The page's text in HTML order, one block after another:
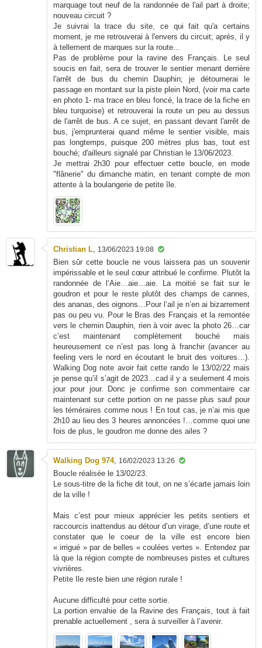
marquage tout neuf de la randonnée de l'ail part à droite;
nouveau circuit ?
Je suivrai la trace du site, ce qui fait qu'a certains
moment, je me retrouverai à l'envers du circuit; après, il y
à tellement de marques sur la route...
Pas de problème pour la ravine des Français. Le seul
soucis en fait, sera de trouver le sentier menant derrière
l'arrêt de bus du chemin Dauphin; je détournerai le
passage en montant sur la piste plein Nord, (voir ma carte
en photo 1- ma trace en bleu foncé, la trace de la fiche en
bleu turquoise) et retrouverai la route un peu au dessus
de l'arrêt de bus. A ce sujet, en passant devant l'arrêt de
bus, j'emprunterai quand même le sentier visible, mais
pas longtemps, puisque 200 mètres plus bas, tout est
bouché; d'ailleurs signalé par Christian le 13/06/2023.
Je mettrai 2h30 pour effectuer cette boucle, en mode
"flânerie" du dimanche matin, en tenant compte de mon
attente à la boulangerie de petite île.
Christian L, 13/06/2023 19:08
Bien sûr cette boucle ne vous laissera pas un souvenir
impérissable et le seul cœur attribué le confirme. Plutôt la
randonnée de l’Aie…aie…aie. La moitié se fait sur le
goudron et pour le reste plutôt des champs de cannes,
des ananas, des oignons…Pour l’ail je n’en ai bizarrement
pas ou peu vu. Pour le Bras des Français et la remontée
vers le chemin Dauphin, rien à voir avec la photo 26…car
c’est maintenant complètement bouché mais
heureusement ce n’est pas long à franchir (avancer au
feeling vers le nord en écoutant le bruit des voitures…).
Walking Dog note avoir fait cette rando le 13/02/22 mais
je pense qu’il s’agit de 2023…cad il y a seulement 4 mois
jour pour jour. Donc je confirme son commentaire car
maintenant sur cette portion on ne passe plus sauf pour
les téméraires comme nous ! En tout cas, je n’ai mis que
2h10 au lieu des 3 heures annoncées !…comme quoi une
fois de plus, le goudron me donne des ailes ?
Walking Dog 974, 16/02/2023 13:26
Boucle réalisée le 13/02/23.
Le sous-titre de la fiche dit tout, on ne s’écarte jamais loin
de la ville !
Mais c’est pour mieux apprécier les petits sentiers et
raccourcis inattendus au détour d’un virage, d’une route et
constater que le coeur de la ville est encore bien
« irrigué » par de belles « coulées vertes ». Entendez par
là que la région compte de nombreuses pistes et cultures
vivrières.
Petite Ile reste bien une région rurale !
Aucune difficulté pour cette sortie.
La portion envahie de la Ravine des Français, tout à fait
prenable actuellement , sera à surveiller à l’avenir.